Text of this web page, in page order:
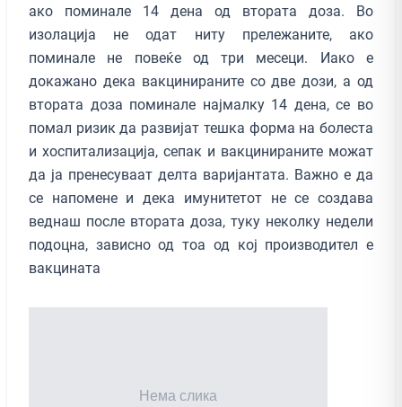
ако поминале 14 дена од втората доза. Во
изолација не одат ниту прележаните, ако
поминале не повеќе од три месеци. Иако е
докажано дека вакцинираните со две дози, а од
втората доза поминале најмалку 14 дена, се во
помал ризик да развијат тешка форма на болеста
и хоспитализација, сепак и вакцинираните можат
да ја пренесуваат делта варијантата. Важно е да
се напомене и дека имунитетот не се создава
веднаш после втората доза, туку неколку недели
подоцна, зависно од тоа од кој производител е
вакцината